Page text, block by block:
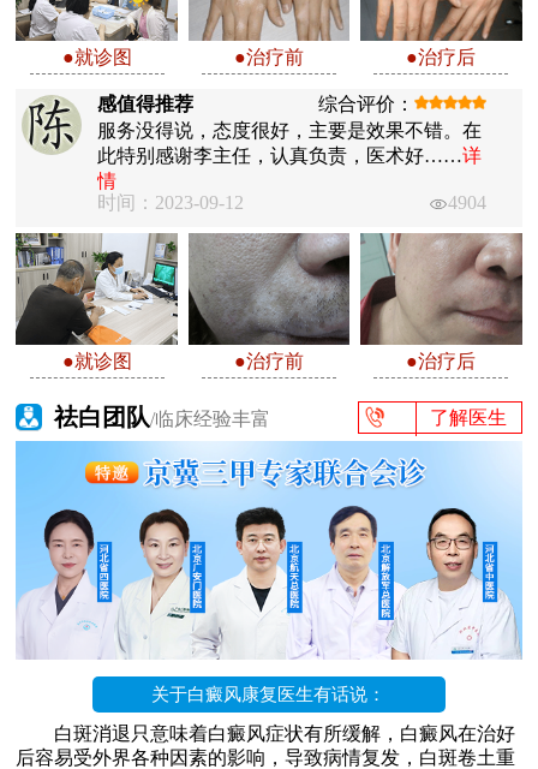
●就诊图 ●治疗前 ●治疗后
感值得推荐
综合评价：
服务没得说，态度很好，主要是效果不错。在
此特别感谢李主任，认真负责，医术好……详
情
时间：2023-09-12
4904
●就诊图 ●治疗前 ●治疗后
祛白团队/临床经验丰富 了解医生
关于白癜风康复医生有话说：
白斑消退只意味着白癜风症状有所缓解，白癜风在治好
后容易受外界各种因素的影响，导致病情复发，白斑卷土重